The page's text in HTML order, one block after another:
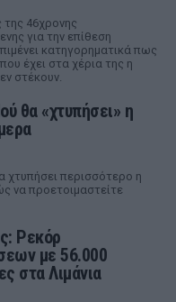
της 46χρονης
για την επίθεση
κατηγορηματικά πως
έχει στα χέρια της η
στέκουν.
θα «χτυπήσει» η
χτυπήσει περισσότερο η
να προετοιμαστείτε
Ρεκόρ
με 56.000
στα Λιμάνια